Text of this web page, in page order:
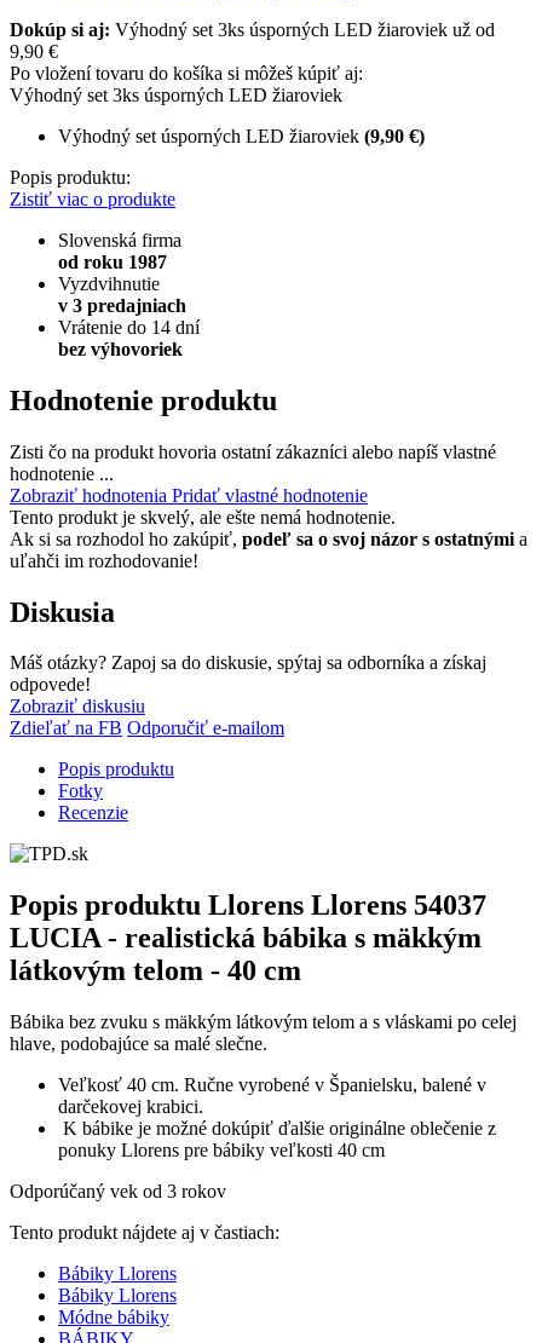
Dokúp si aj: Výhodný set 3ks úsporných LED žiaroviek už od
9,90 €
Po vložení tovaru do košíka si môžeš kúpiť aj:
Výhodný set 3ks úsporných LED žiaroviek
Výhodný set úsporných LED žiaroviek (9,90 €)
Popis produktu:
Zistiť viac o produkte
Slovenská firma
od roku 1987
Vyzdvihnutie
v 3 predajniach
Vrátenie do 14 dní
bez výhovoriek
Hodnotenie produktu
Zisti čo na produkt hovoria ostatní zákazníci alebo napíš vlastné
hodnotenie ...
Zobraziť hodnotenia Pridať vlastné hodnotenie
Tento produkt je skvelý, ale ešte nemá hodnotenie.
Ak si sa rozhodol ho zakúpiť, podeľ sa o svoj názor s ostatnými a
uľahči im rozhodovanie!
Diskusia
Máš otázky? Zapoj sa do diskusie, spýtaj sa odborníka a získaj
odpovede!
Zobraziť diskusiu
Zdieľať na FB Odporučiť e-mailom
Popis produktu
Fotky
Recenzie
Popis produktu Llorens Llorens 54037
LUCIA - realistická bábika s mäkkým
látkovým telom - 40 cm
Bábika bez zvuku s mäkkým látkovým telom a s vláskami po celej
hlave, podobajúce sa malé slečne.
Veľkosť 40 cm. Ručne vyrobené v Španielsku, balené v
darčekovej krabici.
K bábike je možné dokúpiť ďalšie originálne oblečenie z
ponuky Llorens pre bábiky veľkosti 40 cm
Odporúčaný vek od 3 rokov
Tento produkt nájdete aj v častiach:
Bábiky Llorens
Bábiky Llorens
Módne bábiky